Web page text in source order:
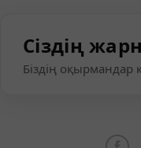
Сіздің
Біздің оқырмандар